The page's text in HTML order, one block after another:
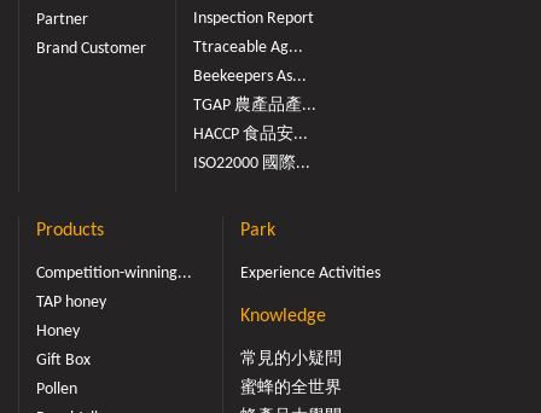
Partner
Brand Customer
Inspection Report
Ttraceable Ag...
Beekeepers As...
TGAP 農產品產...
HACCP 食品安...
ISO22000 國際...
Products
Competition-winning...
TAP honey
Honey
Gift Box
Pollen
Park
Experience Activities
Knowledge
常見的小疑問
蜜蜂的全世界